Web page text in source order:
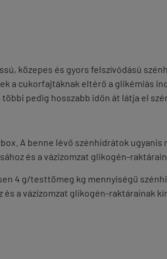
közepes és gyors felszívódású
a cukorfajtáknak eltérő a glikémiás
pedig hosszabb időn át látja el
A benne lévő szénhidrátok
és a vázizomzat glikogén-
4 g/testtömeg kg mennyiségű
a vázizomzat glikogén-raktárainak